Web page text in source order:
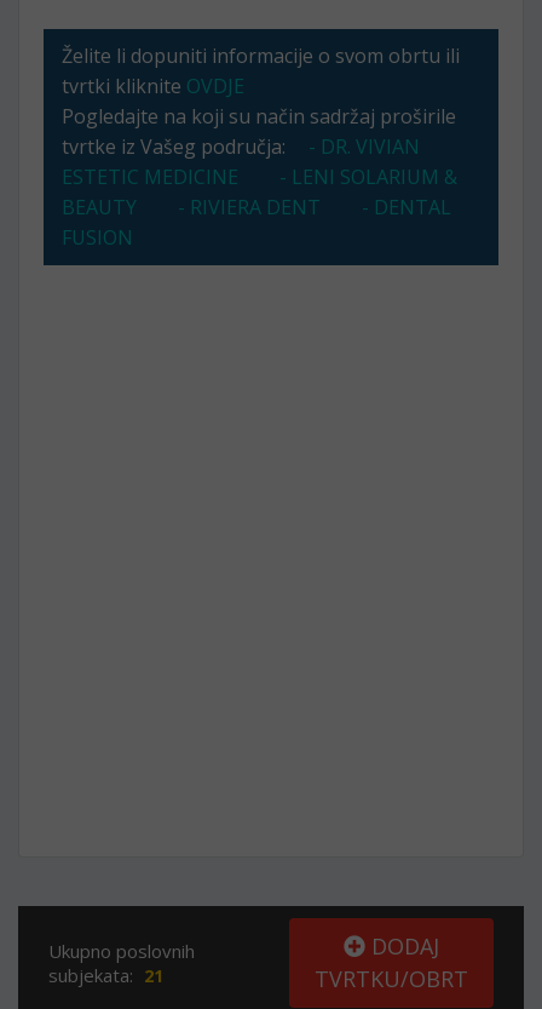
Želite li dopuniti informacije o svom obrtu ili
tvrtki kliknite OVDJE
Pogledajte na koji su način sadržaj proširile
tvrtke iz Vašeg područja:
- DR. VIVIAN
ESTETIC MEDICINE
- LENI SOLARIUM &
BEAUTY
- RIVIERA DENT
- DENTAL
FUSION
Ukupno poslovnih
subjekata: 21
DODAJ
TVRTKU/OBRT